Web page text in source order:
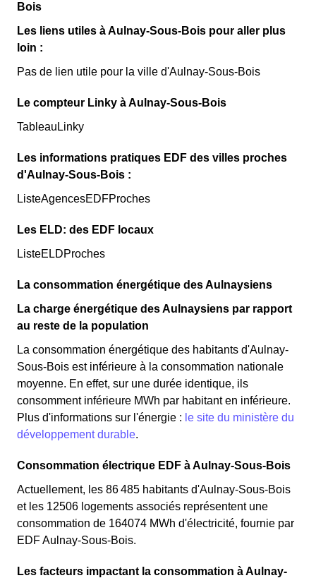
Bois
Les liens utiles à Aulnay-Sous-Bois pour aller plus
loin :
Pas de lien utile pour la ville d'Aulnay-Sous-Bois
Le compteur Linky à Aulnay-Sous-Bois
TableauLinky
Les informations pratiques EDF des villes proches
d'Aulnay-Sous-Bois :
ListeAgencesEDFProches
Les ELD: des EDF locaux
ListeELDProches
La consommation énergétique des Aulnaysiens
La charge énergétique des Aulnaysiens par rapport
au reste de la population
La consommation énergétique des habitants d'Aulnay-
Sous-Bois est inférieure à la consommation nationale
moyenne. En effet, sur une durée identique, ils
consomment inférieure MWh par habitant en inférieure.
Plus d'informations sur l'énergie : le site du ministère du
développement durable.
Consommation électrique EDF à Aulnay-Sous-Bois
Actuellement, les 86 485 habitants d'Aulnay-Sous-Bois
et les 12506 logements associés représentent une
consommation de 164074 MWh d'électricité, fournie par
EDF Aulnay-Sous-Bois.
Les facteurs impactant la consommation à Aulnay-